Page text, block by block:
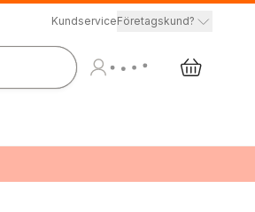
KundserviceFöretagskund?